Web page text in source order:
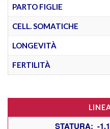
PARTO FIGLIE
CELL. SOMATICHE
LONGEVITÀ
FERTILITÀ